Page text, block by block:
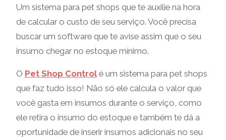
Um sistema para pet shops que te auxilie na hora
de calcular o custo de seu serviço. Você precisa
buscar um software que te avise assim que o seu
insumo chegar no estoque mínimo.
O Pet Shop Controlé um sistema para pet shops
que faz tudo isso! Não só ele calcula o valor que
você gasta em insumos durante o serviço, como
ele retira o insumo do estoque e também te dá a
oportunidade de inserir insumos adicionais no seu